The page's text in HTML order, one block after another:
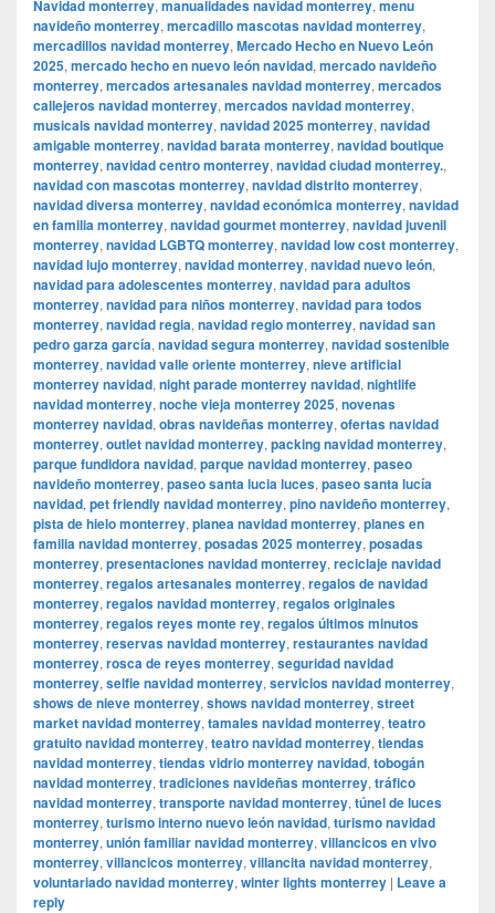
Navidad monterrey, manualidades navidad monterrey, menu
navideño monterrey, mercadillo mascotas navidad monterrey,
mercadillos navidad monterrey, Mercado Hecho en Nuevo León
2025, mercado hecho en nuevo león navidad, mercado navideño
monterrey, mercados artesanales navidad monterrey, mercados
callejeros navidad monterrey, mercados navidad monterrey,
musicals navidad monterrey, navidad 2025 monterrey, navidad
amigable monterrey, navidad barata monterrey, navidad boutique
monterrey, navidad centro monterrey, navidad ciudad monterrey.,
navidad con mascotas monterrey, navidad distrito monterrey,
navidad diversa monterrey, navidad económica monterrey, navidad
en familia monterrey, navidad gourmet monterrey, navidad juvenil
monterrey, navidad LGBTQ monterrey, navidad low cost monterrey,
navidad lujo monterrey, navidad monterrey, navidad nuevo león,
navidad para adolescentes monterrey, navidad para adultos
monterrey, navidad para niños monterrey, navidad para todos
monterrey, navidad regia, navidad regio monterrey, navidad san
pedro garza garcía, navidad segura monterrey, navidad sostenible
monterrey, navidad valle oriente monterrey, nieve artificial
monterrey navidad, night parade monterrey navidad, nightlife
navidad monterrey, noche vieja monterrey 2025, novenas
monterrey navidad, obras navideñas monterrey, ofertas navidad
monterrey, outlet navidad monterrey, packing navidad monterrey,
parque fundidora navidad, parque navidad monterrey, paseo
navideño monterrey, paseo santa lucia luces, paseo santa lucía
navidad, pet friendly navidad monterrey, pino navideño monterrey,
pista de hielo monterrey, planea navidad monterrey, planes en
familia navidad monterrey, posadas 2025 monterrey, posadas
monterrey, presentaciones navidad monterrey, reciclaje navidad
monterrey, regalos artesanales monterrey, regalos de navidad
monterrey, regalos navidad monterrey, regalos originales
monterrey, regalos reyes monte rey, regalos últimos minutos
monterrey, reservas navidad monterrey, restaurantes navidad
monterrey, rosca de reyes monterrey, seguridad navidad
monterrey, selfie navidad monterrey, servicios navidad monterrey,
shows de nieve monterrey, shows navidad monterrey, street
market navidad monterrey, tamales navidad monterrey, teatro
gratuito navidad monterrey, teatro navidad monterrey, tiendas
navidad monterrey, tiendas vidrio monterrey navidad, tobogán
navidad monterrey, tradiciones navideñas monterrey, tráfico
navidad monterrey, transporte navidad monterrey, túnel de luces
monterrey, turismo interno nuevo león navidad, turismo navidad
monterrey, unión familiar navidad monterrey, villancicos en vivo
monterrey, villancicos monterrey, villancita navidad monterrey,
voluntariado navidad monterrey, winter lights monterrey | Leave a
reply